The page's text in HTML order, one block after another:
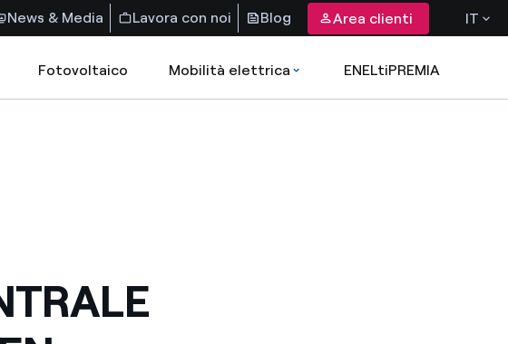
News & Media Lavora con noi Blog Area clienti IT
Fotovoltaico Mobilità elettrica ENELtiPREMIA